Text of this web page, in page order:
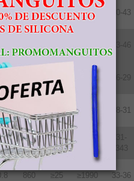
987 ≥20 ≥1592 40-43
43-46
≥25 ≥1990 26-29
≥25 ≥1990 28-31
852 ≥25 ≥1990
31-
343
860 ≥25 ≥1990 33-36